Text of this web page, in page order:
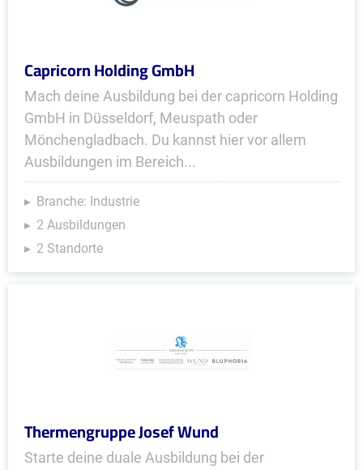
Capricorn Holding GmbH
Mach deine Ausbildung bei der capricorn Holding
GmbH in Düsseldorf, Meuspath oder
Mönchengladbach. Du kannst hier vor allem
Ausbildungen im Bereich...
Branche: Industrie
2 Ausbildungen
2 Standorte
Thermengruppe Josef Wund
Starte deine duale Ausbildung bei der